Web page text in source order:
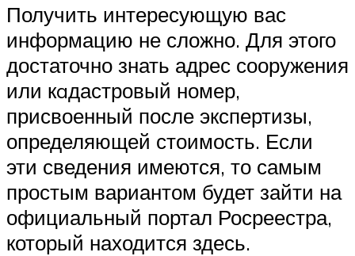
Получить интересующую вас
информацию не сложно. Для этого
достаточно знать адрес сооружения
или кaдастровый номер,
присвоенный после экспертизы,
определяющей стоимость. Если
эти сведения имеются, то самым
простым вариантом будет зайти на
официальный портал Росреестра,
который находится здесь.